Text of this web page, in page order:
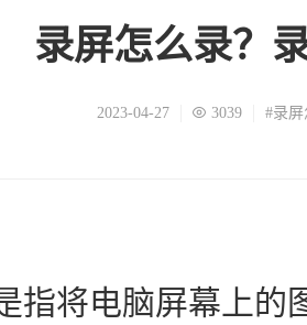
录屏怎么录？
2023-04-27 3039 #录
将电脑屏幕上的